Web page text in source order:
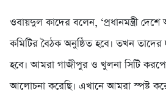
ওবায়দুল কাদের বলেন, ‘প্রধানমন্ত্রী
কমিটির বৈঠক অনুষ্ঠিত হবে। তখন তাদের
হবে। আমরা গাজীপুর ও খুলনা সিটি
আলোচনা করেছি। এখানে আমরা স্পষ্ট